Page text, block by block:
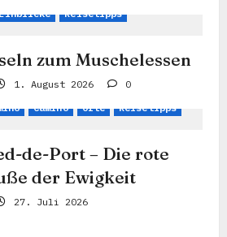
Einblicke Reisetipps
zum Muschelessen
1. August 2026
0
Camino Orte Reisetipps
de-Port – Die rote
der Ewigkeit
27. Juli 2026